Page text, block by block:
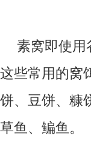
素窝即使用
这些常用的窝
饼、豆饼、糠
草鱼、鳊鱼。